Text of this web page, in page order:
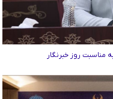
مناسبت روز خبرنگار